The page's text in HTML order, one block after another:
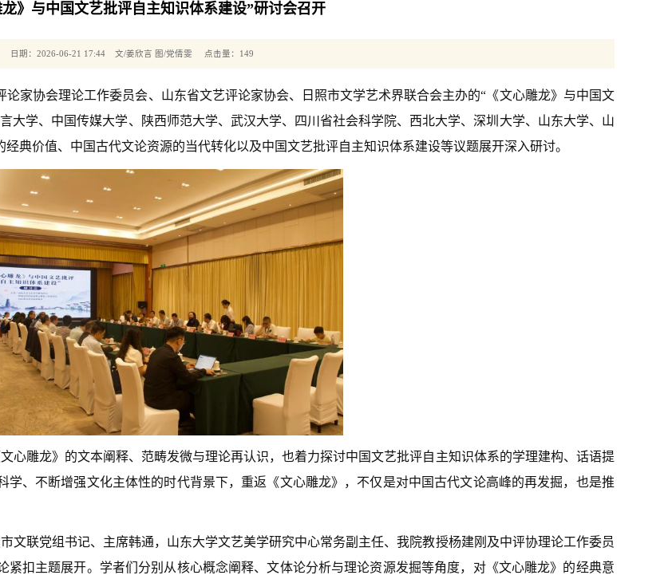
》与中国文艺批评自主知识体系建设”研讨会召开
日期：2026-06-21 17:44 文/姜欣言 图/党倩雯 点击量： 149
家协会理论工作委员会、山东省文艺评论家协会、日照市文学艺术界联合会主办的“《文心雕龙》与中国文
大学、中国传媒大学、陕西师范大学、武汉大学、四川省社会科学院、西北大学、深圳大学、山东大学、山
典价值、中国古代文论资源的当代转化以及中国文艺批评自主知识体系建设等议题展开深入研讨。
心雕龙》的文本阐释、范畴发微与理论再认识，也着力探讨中国文艺批评自主知识体系的学理建构、话语提
、不断增强文化主体性的时代背景下，重返《文心雕龙》，不仅是对中国古代文论高峰的再发掘，也是推
文联党组书记、主席韩通， 山东大学文艺美学研究中心常务副主任、我院教授杨建刚及中评协理论工作委员
扣主题展开。学者们分别从核心概念阐释、文体论分析与理论资源发掘等角度，对《文心雕龙》的经典意